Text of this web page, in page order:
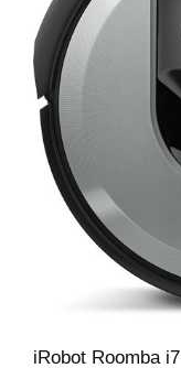
iRobot Roomba i7